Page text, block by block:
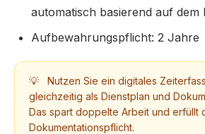
automatisch basierend auf dem
Aufbewahrungspflicht: 2 Jahre
💡
Nutzen Sie ein digitales
gleichzeitig als Dienstplan und
Das spart doppelte Arbeit und erfüllt
Dokumentationspflicht.